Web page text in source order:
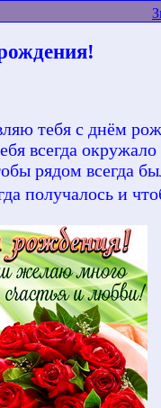
тебя с днём
всегда
рядом
получалось и